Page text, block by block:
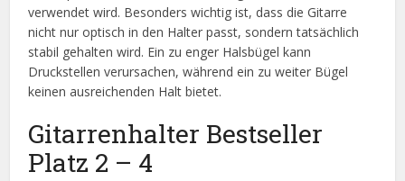
verwendet wird. Besonders wichtig ist, dass die Gitarre
nicht nur optisch in den Halter passt, sondern tatsächlich
stabil gehalten wird. Ein zu enger Halsbügel kann
Druckstellen verursachen, während ein zu weiter Bügel
keinen ausreichenden Halt bietet.
Gitarrenhalter Bestseller
Platz 2 – 4